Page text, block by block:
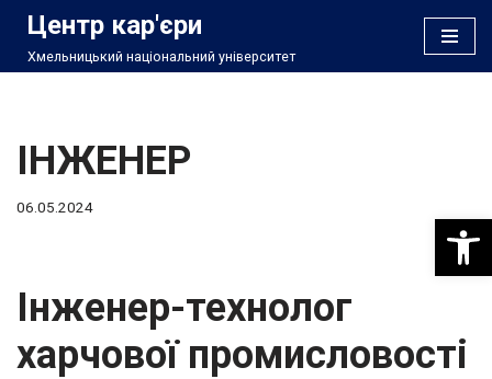
Перейти
Центр кар'єри
Хмельницький національний університет
ІНЖЕНЕР
06.05.2024
Інженер-технолог
харчової промисловості